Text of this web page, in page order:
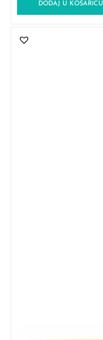
DODAJ U KOŠARICU